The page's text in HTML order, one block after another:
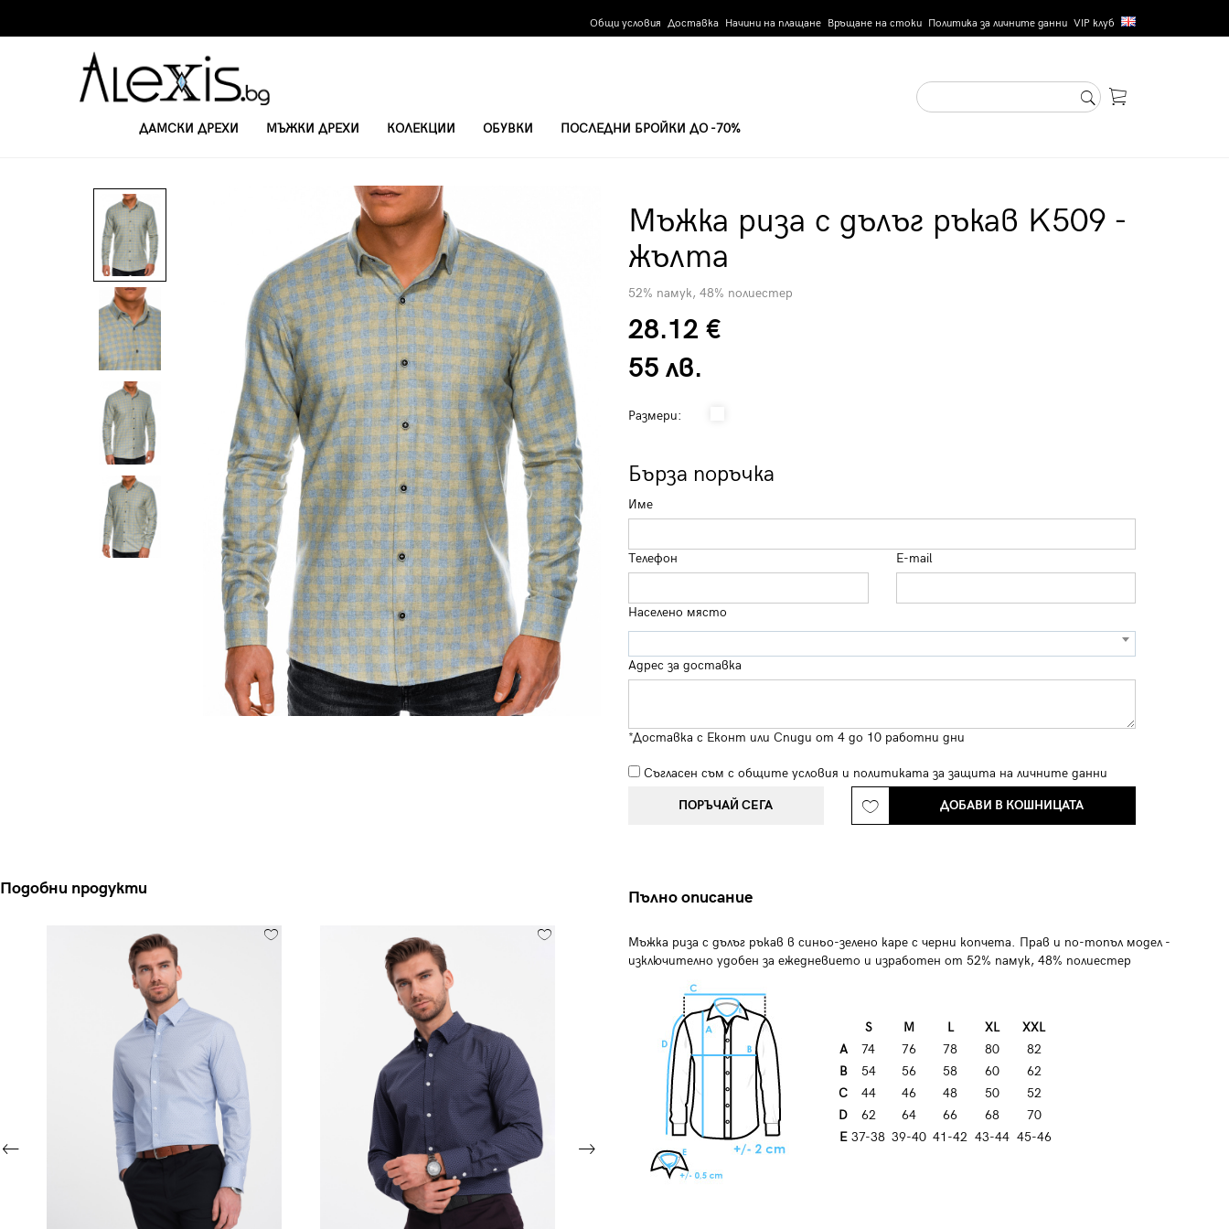
Общи условия Доставка Начини на плащане Връщане на стоки Политика за личните данни VIP клуб
ДАМСКИ ДРЕХИ МЪЖКИ ДРЕХИ КОЛЕКЦИИ ОБУВКИ ПОСЛЕДНИ БРОЙКИ ДО -70%
Мъжка риза с дълъг ръкав K509 -
жълта
52% памук, 48% полиестер
28.12 €
55 лв.
Размери:
Бърза поръчка
Име
Телефон E-mail
Населено място
Адрес за доставка
*Доставка с Еконт или Спиди от 4 до 10 работни дни
Съгласен съм с общите условия и политиката за защита на личните данни
ПОРЪЧАЙ СЕГА ДОБАВИ В КОШНИЦАТА
Подобни продукти Пълно описание
Мъжка риза с дълъг ръкав в синьо-зелено каре с черни копчета. Прав и по-топъл модел -
изключително удобен за ежедневието и изработен от 52% памук, 48% полиестер
S M L XL
XXL
A
74 76 78 80
82
B
54 56 58 60
62
C
44 46 48 50
52
D
62 64 66 68
70
E 37-38 39-40 41-42 43-44 45-46